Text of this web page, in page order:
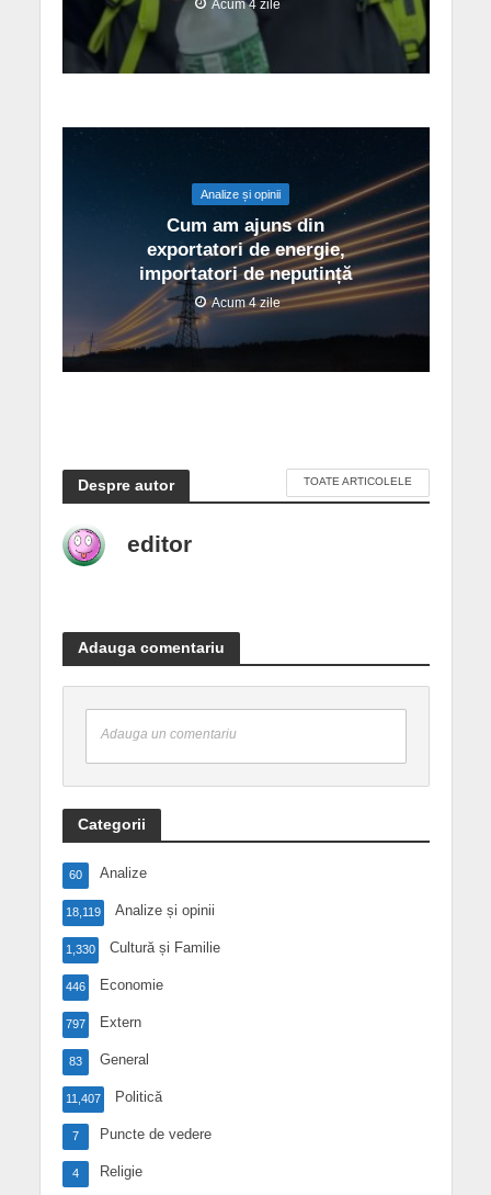
Acum 4 zile
Analize și opinii
Cum am ajuns din
exportatori de energie,
importatori de neputință
Acum 4 zile
Despre autor TOATE ARTICOLELE
editor
Adauga comentariu
Adauga un comentariu
Categorii
Analize
60
Analize și opinii
18,119
Cultură și Familie
1,330
Economie
446
Extern
797
General
83
Politică
11,407
Puncte de vedere
7
Religie
4